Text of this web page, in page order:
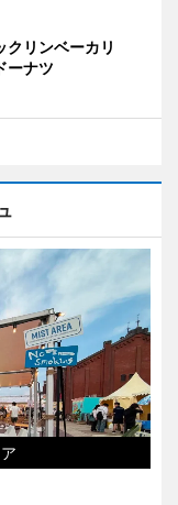
クリンベーカリ
ーナツ